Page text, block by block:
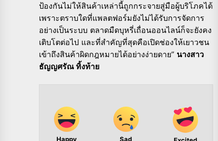
ป้องกันไม่ให้สินค้าเหล่านี้ถูกกระจายสู่มือผู้บริโภคได้
เพราะตราบใดที่แพลตฟอร์มยังไม่ได้รับการจัดการ
อย่างเป็นระบบ ตลาดมืดบุหรี่เถื่อนออนไลน์ก็จะยังคง
เติบโตต่อไป และที่สำคัญที่สุดคือเปิดช่องให้เยาวชน
เข้าถึงสินค้าผิดกฎหมายได้อย่างง่ายดาย” นางสาว
ธัญญศรัณ ทิ้งท้าย
Happy Sad